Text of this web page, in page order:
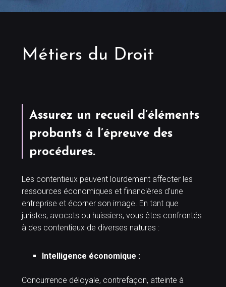
Métiers du Droit
Assurez un recueil d’éléments
probants à l’épreuve des
procédures.
Les contentieux peuvent lourdement affecter les
ressources économiques et financières d’une
entreprise et écorner son image. En tant que
juristes, avocats ou huissiers, vous êtes confrontés
à des contentieux de diverses natures :
Intelligence économique :
Concurrence déloyale, contrefaçon, atteinte à